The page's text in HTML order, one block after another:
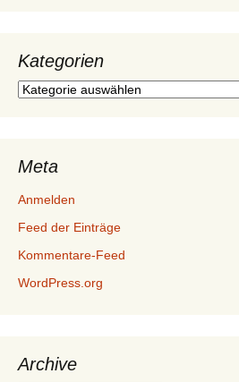
Kategorien
Kategorien
Meta
Anmelden
Feed der Einträge
Kommentare-Feed
WordPress.org
Archive